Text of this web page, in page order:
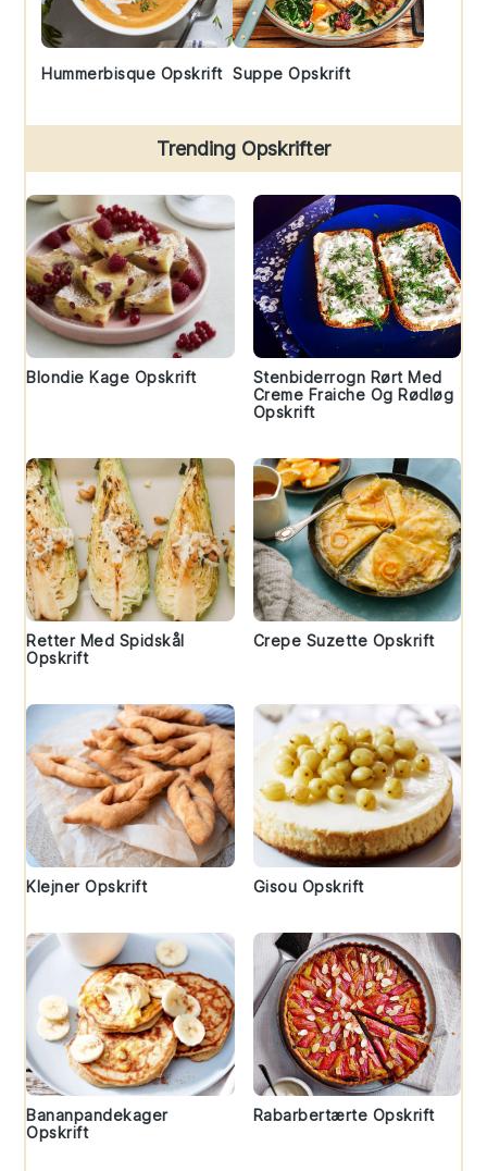
Hummerbisque Opskrift Suppe Opskrift
Trending Opskrifter
Blondie Kage Opskrift
Stenbiderrogn Rørt Med
Creme Fraiche Og Rødløg
Opskrift
Retter Med Spidskål
Opskrift
Crepe Suzette Opskrift
Klejner Opskrift Gisou Opskrift
Bananpandekager
Opskrift
Rabarbertærte Opskrift